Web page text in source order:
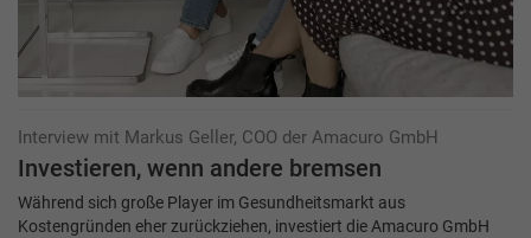
Interview mit Markus Geller, COO der Amacuro GmbH
Investieren, wenn andere bremsen
Während sich große Player im Gesundheitsmarkt aus
Kostengründen eher zurückziehen, investiert die Amacuro GmbH